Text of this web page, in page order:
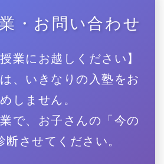
・お問い合わせ
業にお越しください】
、いきなりの入塾をお
しません。
で、お子さんの「今の
断させてください。